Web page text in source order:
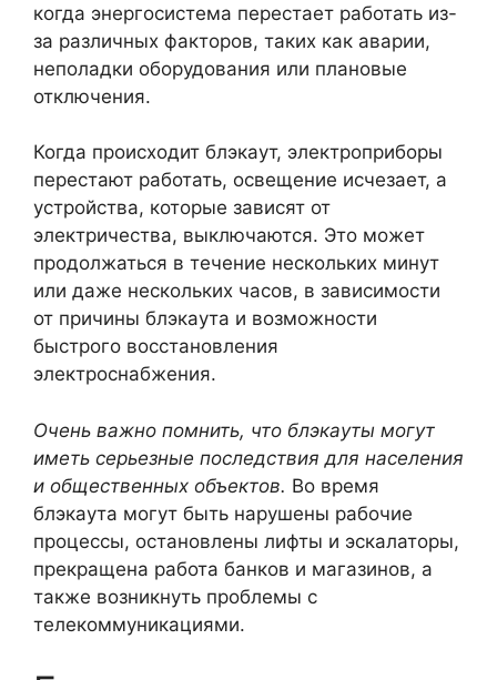
когда энергосистема перестает работать из-
за различных факторов, таких как аварии,
неполадки оборудования или плановые
отключения.
Когда происходит блэкаут, электроприборы
перестают работать, освещение исчезает, а
устройства, которые зависят от
электричества, выключаются. Это может
продолжаться в течение нескольких минут
или даже нескольких часов, в зависимости
от причины блэкаута и возможности
быстрого восстановления
электроснабжения.
Очень важно помнить, что блэкауты могут
иметь серьезные последствия для населения
и общественных объектов. Во время
блэкаута могут быть нарушены рабочие
процессы, остановлены лифты и эскалаторы,
прекращена работа банков и магазинов, а
также возникнуть проблемы с
телекоммуникациями.